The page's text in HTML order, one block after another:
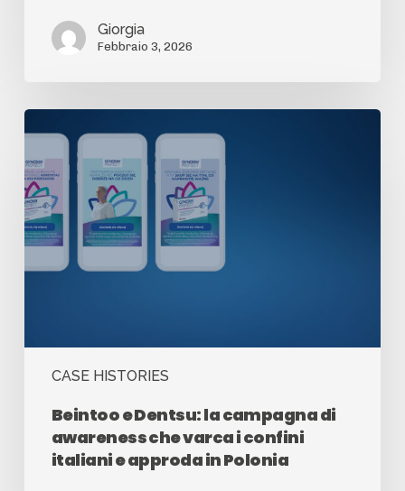
Giorgia
Febbraio 3, 2026
CASE HISTORIES
Beintoo e Dentsu: la campagna di
awareness che varca i confini
italiani e approda in Polonia